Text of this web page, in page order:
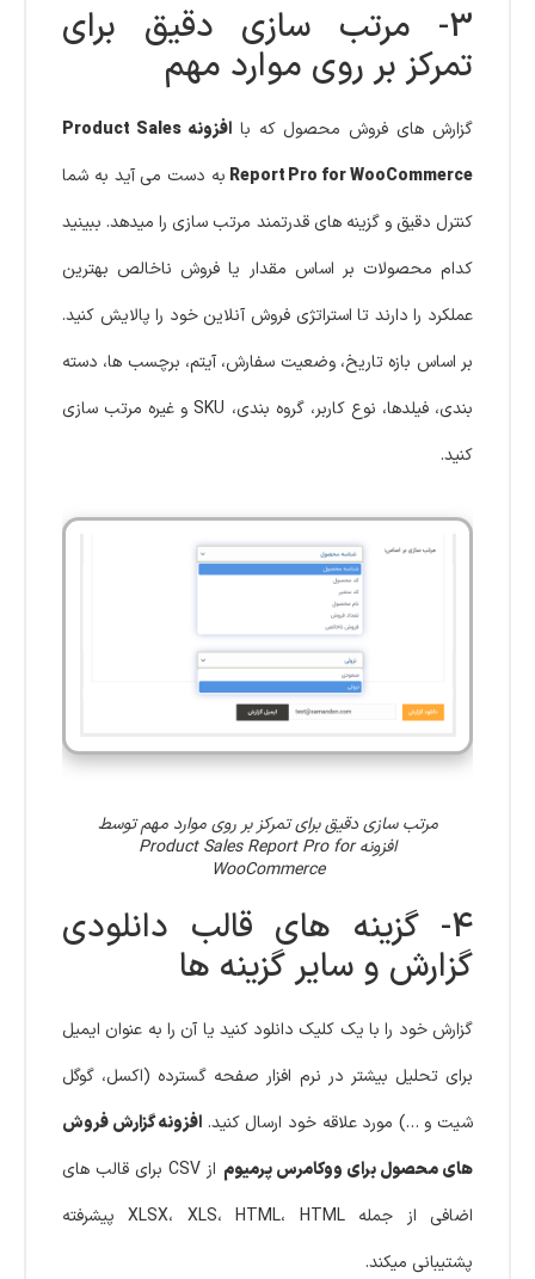
3- مرتب سازی دقیق برای
تمرکز بر روی موارد مهم
گزارش های فروش محصول که با
افزونه Product Sales
Report Pro for WooCommerce به دست می آید به شما
کنترل دقیق و گزینه های قدرتمند مرتب سازی را میدهد. ببینید
کدام محصولات بر اساس مقدار یا فروش ناخالص بهترین
عملکرد را دارند تا استراتژی فروش آنلاین خود را پالایش کنید.
بر اساس بازه تاریخ، وضعیت سفارش، آیتم، برچسب ها، دسته
بندی، فیلدها، نوع کاربر، گروه بندی، SKU و غیره مرتب سازی
کنید.
مرتب سازی دقیق برای تمرکز بر روی موارد مهم توسط
افزونه Product Sales Report Pro for
WooCommerce
4- گزینه های قالب دانلودی
گزارش و سایر گزینه ها
گزارش خود را با یک کلیک دانلود کنید یا آن را به عنوان ایمیل
برای تحلیل بیشتر در نرم افزار صفحه گسترده (اکسل، گوگل
شیت و …) مورد علاقه خود ارسال کنید. افزونه گزارش فروش
های محصول برای ووکامرس پرمیوم
از CSV برای قالب های
اضافی از جمله XLSX، XLS، HTML، HTML پیشرفته
پشتیبانی میکند.